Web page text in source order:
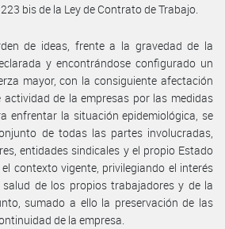
bis de la Ley de Contrato de Trabajo.
de ideas, frente a la gravedad de la
y encontrándose configurado un
mayor, con la consiguiente afectación
actividad de la empresas por las medidas
enfrentar la situación epidemiológica, se
de todas las partes involucradas,
entidades sindicales y el propio Estado
contexto vigente, privilegiando el interés
de los propios trabajadores y de la
sumado a ello la preservación de las
de la empresa.